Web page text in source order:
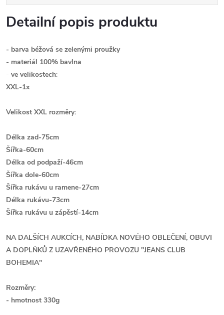
Detailní popis produktu
- barva béžová se zelenými proužky
- materiál 100% bavlna
- ve velikostech:
XXL-1x
Velikost XXL rozměry:
Délka zad-75cm
Šířka-60cm
Délka od podpaží-46cm
Šířka dole-60cm
Šířka rukávu u ramene-27cm
Délka rukávu-73cm
Šířka rukávu u zápěstí-14cm
NA DALŠÍCH AUKCÍCH, NABÍDKA NOVÉHO OBLEČENÍ, OBUVI
A DOPLŇKŮ Z UZAVŘENÉHO PROVOZU ''JEANS CLUB
BOHEMIA"
Rozměry:
- hmotnost 330g